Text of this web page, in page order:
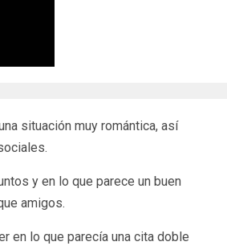
situación muy romántica, así
y en lo que parece un buen
amigos.
en lo que parecía una cita doble